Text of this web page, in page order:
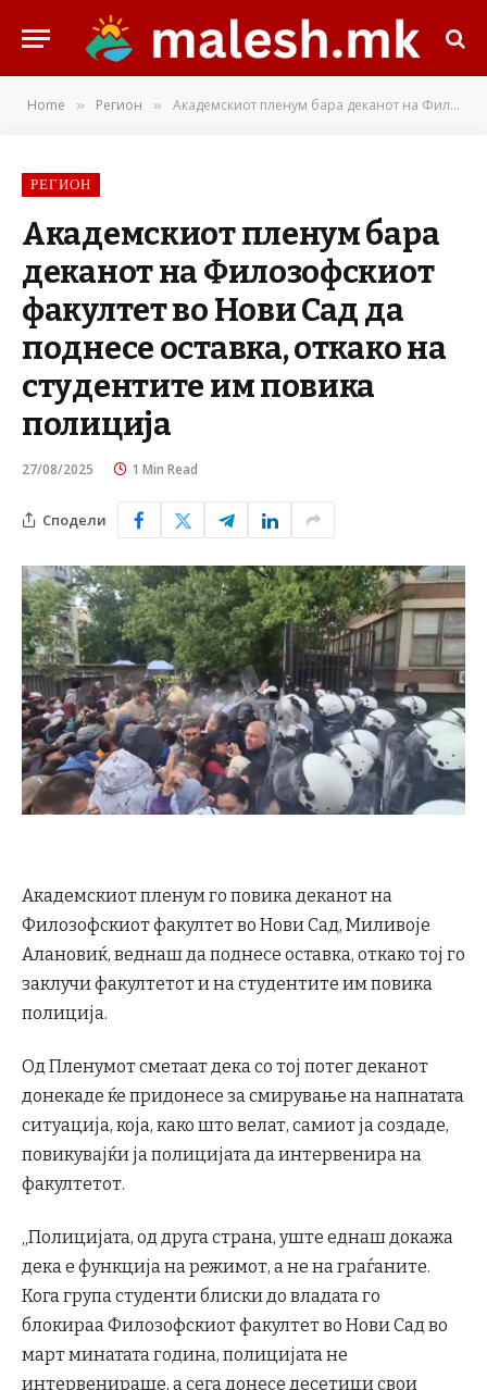
Home » Регион » Академскиот пленум бара деканот на Филозофскиот факултет во Нови Сад да поднесе оставка, откако на студентите им повика полиција
РЕГИОН
Академскиот пленум бара
деканот на Филозофскиот
факултет во Нови Сад да
поднесе оставка, откако на
студентите им повика
полиција
27/08/2025 1 Min Read
Сподели
Академскиот пленум го повика деканот на
Филозофскиот факултет во Нови Сад, Миливоје
Алановиќ, веднаш да поднесе оставка, откако тој го
заклучи факултетот и на студентите им повика
полиција.
Од Пленумот сметаат дека со тој потег деканот
донекаде ќе придонесе за смирување на напнатата
ситуација, која, како што велат, самиот ја создаде,
повикувајќи ја полицијата да интервенира на
факултетот.
„Полицијата, од друга страна, уште еднаш докажа
дека е функција на режимот, а не на граѓаните.
Кога група студенти блиски до владата го
блокираа Филозофскиот факултет во Нови Сад во
март минатата година, полицијата не
интервенираше, а сега донесе десетици свои